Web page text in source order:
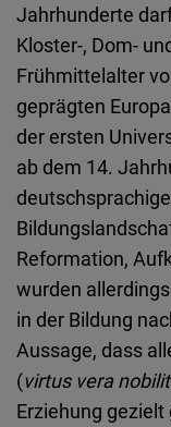
Jahrhunderte
Kloster-, Dom-
Frühmittelalter
geprägten
der ersten
ab dem 14.
Reformation,
wurden
in der Bildung
Aussage, dass
(virtus vera
Erziehung